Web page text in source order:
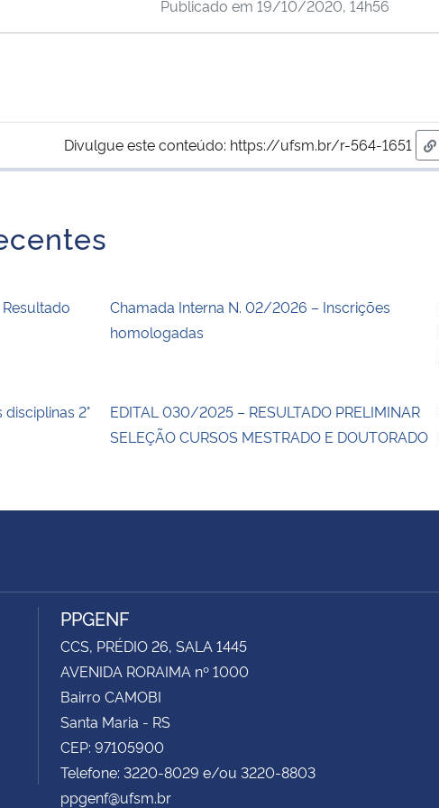
Publicado em 19/10/2020, 14h56
Divulgue este conteúdo: https://ufsm.br/r-564-1651
Chamada Interna N. 02/2026 – Inscrições
homologadas
2°
EDITAL 030/2025 – RESULTADO PRELIMINAR
SELEÇÃO CURSOS MESTRADO E DOUTORADO
PPGENF
CCS, PRÉDIO 26, SALA 1445
AVENIDA RORAIMA nº 1000
Bairro CAMOBI
Santa Maria - RS
CEP: 97105900
Telefone: 3220-8029 e/ou 3220-8803
ppgenf@ufsm.br